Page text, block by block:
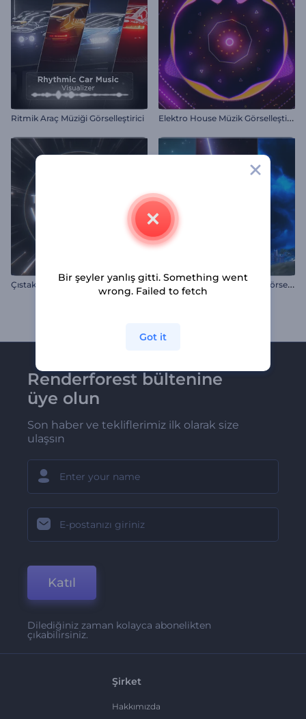
Ritmik Araç Müziği Görselleştirici E
lektro House Müzik Görselleştirici
Çıstaklı Ritim Görselleştirici K
ozmik Rasathane Müzik Görselleştirici
Renderforest bültenine
üye olun
Son haber ve tekliflerimiz ilk olarak size
ulaşsın
Katıl
Dilediğiniz zaman kolayca abonelikten
çıkabilirsiniz.
Şirket
Hakkımızda
Bir şeyler yanlış gitti. Something went
wrong. Failed to fetch
Got it